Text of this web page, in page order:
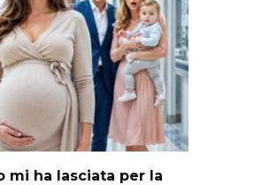
mi ha lasciata per la